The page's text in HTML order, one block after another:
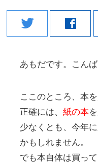
twitter facebook
あもだです。こんば
ここのところ、本
正確には、 紙の本
少なくとも、今年
かもしれません。
でも本自体は買って